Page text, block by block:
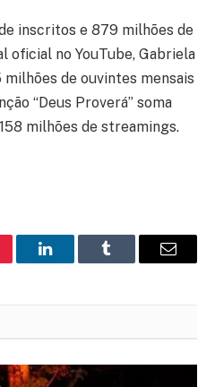
inscritos e 879 milhões de
oficial no YouTube, Gabriela
milhões de ouvintes mensais
“Deus Proverá” soma
milhões de streamings.
LinkedInTumblr Email